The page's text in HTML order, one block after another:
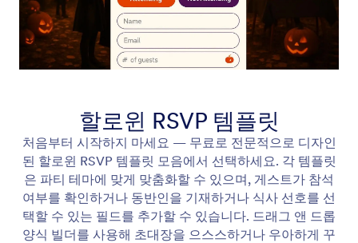
할로윈 RSVP 템플릿
처음부터 시작하지 마세요 — 무료로 전문적으로 디자인
된 할로윈 RSVP 템플릿 모음에서 선택하세요. 각 템플릿
은 파티 테마에 맞게 맞춤화할 수 있으며, 게스트가 참석
여부를 확인하거나 동반인을 기재하거나 식사 선호를 선
택할 수 있는 필드를 추가할 수 있습니다. 드래그 앤 드롭
양식 빌더를 사용해 초대장을 으스스하거나 우아하게 꾸